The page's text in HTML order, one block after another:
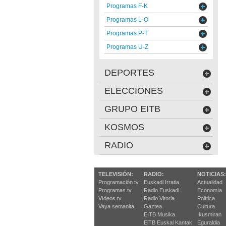
Programas F-K
Programas L-O
Programas P-T
Programas U-Z
DEPORTES
ELECCIONES
GRUPO EITB
KOSMOS
RADIO
TELEVISIÓN:
Programación tv
Programas tv
Vídeos tv
Vaya semanita
RADIO:
Euskadi Irratia
Radio Euskadi
Radio Vitoria
Gaztea
EITB Musika
EiTB Euskal Kantak
NOTICIAS:
Actualidad
Economía
Política
Cultura
Ikusmiran
Eguraldia